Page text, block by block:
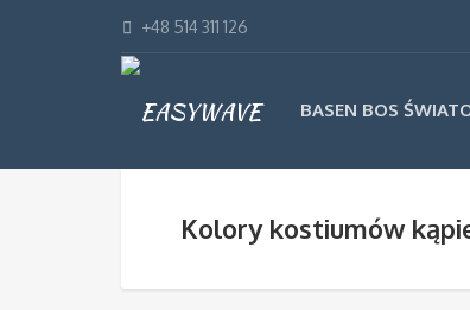
+48 514 311 126
BASEN BOS
Kolory kostiumów